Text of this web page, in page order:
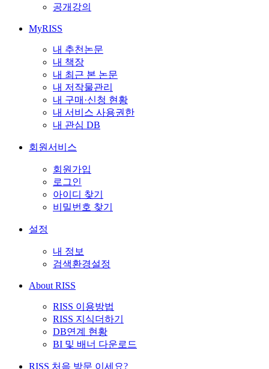
공개강의
MyRISS
내 추천논문
내 책장
내 최근 본 논문
내 저작물관리
내 구매·신청 현황
내 서비스 사용권한
내 관심 DB
회원서비스
회원가입
로그인
아이디 찾기
비밀번호 찾기
설정
내 정보
검색환경설정
About RISS
RISS 이용방법
RISS 지식더하기
DB연계 현황
BI 및 배너 다운로드
RISS 처음 방문 이세요?